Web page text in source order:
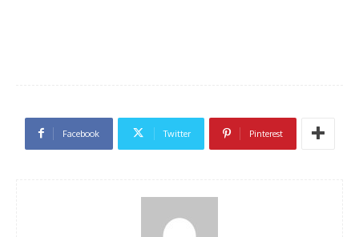
Facebook Twitter Pinterest